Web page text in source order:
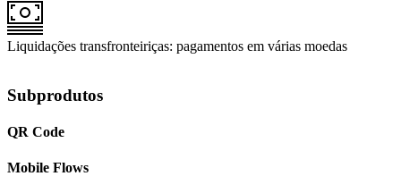
Liquidações transfronteiriças: pagamentos em várias moedas
Subprodutos
QR Code
Mobile Flows